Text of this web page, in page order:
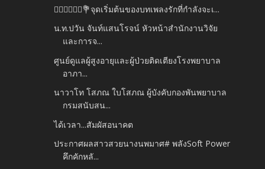
👰🏻‍♀️🤵🏻‍♂️💐จุดเริ่มต้นของบทเพลงรักที่กำลังจะเ...
น.ท.ปวัน จันท์แสนโรจน์ หัวหน้าสำนักงานวิจัย
และการจ...
ศูนย์ดูแลผู้สูงอายุและผู้ป่วยติดเตียงโรงพยาบาล
อาภา...
นาวาโท โสภณ ใบโสภณ ผู้บังคับกองพันพยาบาล
กรมสนับสน...
ได้เวลา...สัมผัสอนาคต
ประกาศผลสาวสวยนางนพมาศ# พลังSoft Power
คึกคักหลั...